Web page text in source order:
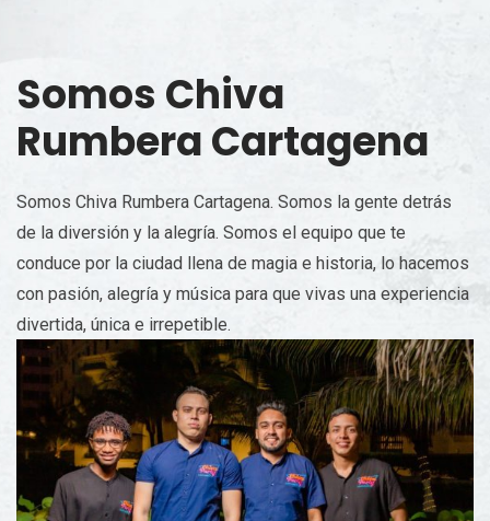
Somos Chiva
Rumbera Cartagena
Somos Chiva Rumbera Cartagena. Somos la gente detrás
de la diversión y la alegría. Somos el equipo que te
conduce por la ciudad llena de magia e historia, lo hacemos
con pasión, alegría y música para que vivas una experiencia
divertida, única e irrepetible.